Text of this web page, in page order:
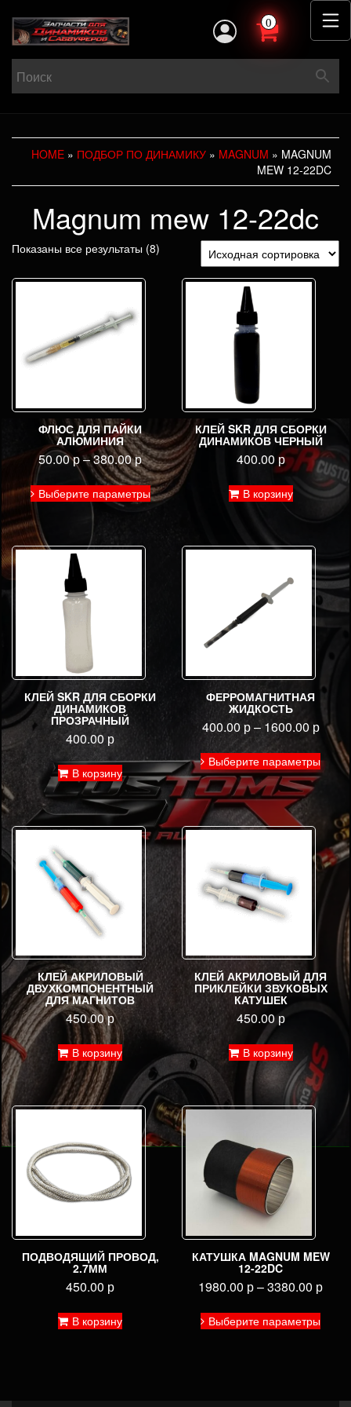
0
HOME » ПОДБОР ПО ДИНАМИКУ » MAGNUM » MAGNUM
MEW 12-22DC
Magnum mew 12-22dc
Показаны все результаты (8)
ФЛЮС ДЛЯ ПАЙКИ
АЛЮМИНИЯ
50.00р–380.00р
Выберите параметры
Этот
товар
вариаций.
КЛЕЙ SKR ДЛЯ СБОРКИ
ДИНАМИКОВ ЧЕРНЫЙ
400.00 р
В корзину
КЛЕЙ SKR ДЛЯ СБОРКИ
ДИНАМИКОВ
ПРОЗРАЧНЫЙ
400.00 р
В корзину
ФЕРРОМАГНИТНАЯ
ЖИДКОСТЬ
400.00 р–1600.00 р
Выберите параметры
Этот
товар
имеет
КЛЕЙ АКРИЛОВЫЙ
ДВУХКОМПОНЕНТНЫЙ
ДЛЯ МАГНИТОВ
450.00р
В корзину
КЛЕЙ АКРИЛОВЫЙ ДЛЯ
ПРИКЛЕЙКИ ЗВУКОВЫХ
КАТУШЕК
450.00р
В корзину
ПОДВОДЯЩИЙ ПРОВОД,
2.7ММ
450.00 р
В корзину
КАТУШКА MAGNUM MEW
12-22DC
1980.00 р–3380.00 р
Выберите параметрытовар